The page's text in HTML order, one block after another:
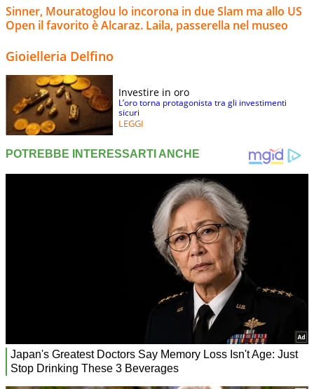
Sinner, Mouratoglou lo incorona in due Slam ma allo US
Open il favorito è Alcaraz. Laila, passerella nel museo
Gioielleria Delfino
Investire in oro
L’oro torna protagonista tra gli investimenti
sicuri
LEGGI